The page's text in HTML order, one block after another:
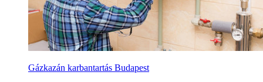
Gázkazán karbantartás Budapest